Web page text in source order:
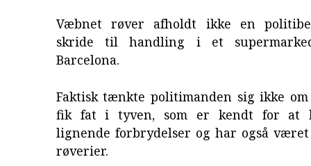
Væbnet røver afholdt ikke en
skride til handling i et
Barcelona.
Faktisk tænkte politimanden sig ikke
fik fat i tyven, som er kendt for at
lignende forbrydelser og har også
røverier.